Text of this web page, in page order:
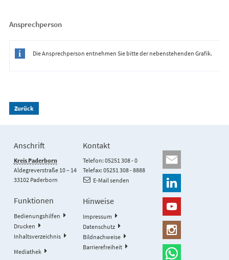
Ansprechperson
Die Ansprechperson entnehmen Sie bitte der nebenstehenden Grafik.
Zurück
Anschrift
Kreis Paderborn
Aldegreverstraße 10 – 14
33102 Paderborn
Kontakt
Telefon: 05251 308 - 0
Telefax: 05251 308 - 8888
E-Mail senden
Funktionen
Bedienungshilfen
Drucken
Inhaltsverzeichnis
Mediathek
Hinweise
Impressum
Datenschutz
Bildnachweise
Barrierefreiheit